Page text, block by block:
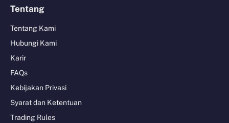
Tentang
Tentang Kami
Hubungi Kami
Karir
FAQs
Kebijakan Privasi
Syarat dan Ketentuan
Trading Rules